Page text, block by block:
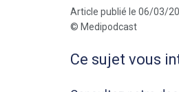
Article publié le 06/03/
© Medipodcast
Ce sujet vous